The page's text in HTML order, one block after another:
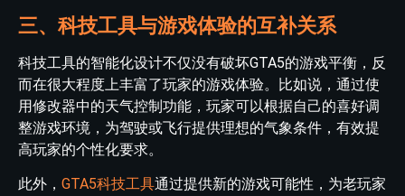
三、科技工具与游戏体验的互补关系
科技工具的智能化设计不仅没有破坏GTA5的游戏平衡，反
而在很大程度上丰富了玩家的游戏体验。比如说，通过使
用修改器中的天气控制功能，玩家可以根据自己的喜好调
整游戏环境，为驾驶或飞行提供理想的气象条件，有效提
高玩家的个性化要求。
此外， GTA5科技工具通过提供新的游戏可能性，为老玩家